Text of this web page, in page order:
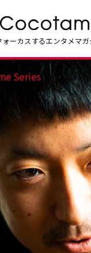
About
JP EN
ォーカスするエンタメマガ
Series